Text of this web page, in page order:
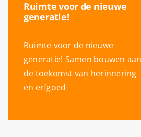
Ruimte voor de nieuwe
generatie!
Ruimte voor de nieuwe
generatie! Samen bouwen aan
de toekomst van herinnering
en erfgoed